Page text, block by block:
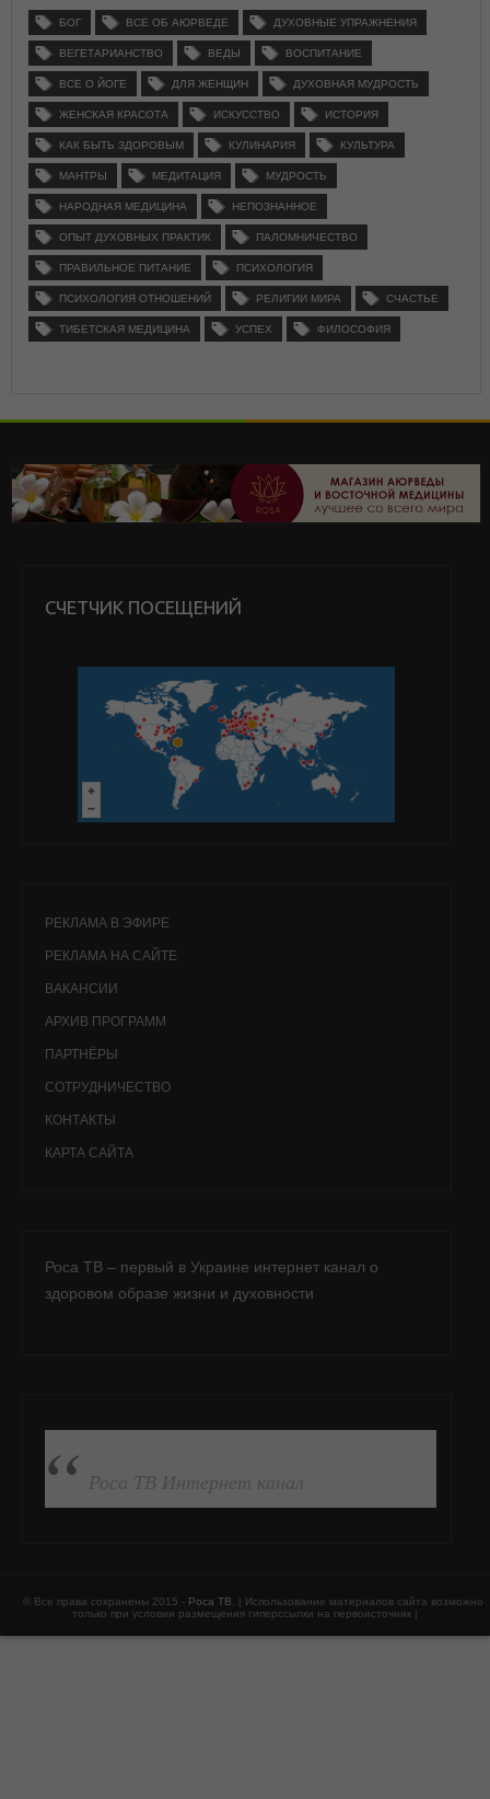
БОГ ВСЕ ОБ АЮРВЕДЕ ДУХОВНЫЕ УПРАЖНЕНИЯ
ВЕГЕТАРИАНСТВО ВЕДЫ ВОСПИТАНИЕ
ВСЕ О ЙОГЕ ДЛЯ ЖЕНЩИН ДУХОВНАЯ МУДРОСТЬ
ЖЕНСКАЯ КРАСОТА ИСКУССТВО ИСТОРИЯ
КАК БЫТЬ ЗДОРОВЫМ КУЛИНАРИЯ КУЛЬТУРА
МАНТРЫ МЕДИТАЦИЯ МУДРОСТЬ
НАРОДНАЯ МЕДИЦИНА НЕПОЗНАННОЕ
ОПЫТ ДУХОВНЫХ ПРАКТИК ПАЛОМНИЧЕСТВО
ПРАВИЛЬНОЕ ПИТАНИЕ ПСИХОЛОГИЯ
ПСИХОЛОГИЯ ОТНОШЕНИЙ РЕЛИГИИ МИРА СЧАСТЬЕ
ТИБЕТСКАЯ МЕДИЦИНА УСПЕХ ФИЛОСОФИЯ
СЧЕТЧИК ПОСЕЩЕНИЙ
РЕКЛАМА В ЭФИРЕ
РЕКЛАМА НА САЙТЕ
ВАКАНСИИ
АРХИВ ПРОГРАММ
ПАРТНЁРЫ
СОТРУДНИЧЕСТВО
КОНТАКТЫ
КАРТА САЙТА
Роса ТВ – первый в Украине интернет канал о
здоровом образе жизни и духовности
ПОДПИСАТЬСЯ НА FB
Роса ТВ Интернет канал
© Все права сохранены 2015 - Роса ТВ . | Использование материалов сайта возможно
только при условии размещения гиперссылки на первоисточник |